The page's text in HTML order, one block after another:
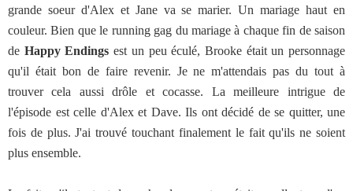
grande soeur d'Alex et Jane va se marier. Un mariage haut en
couleur. Bien que le running gag du mariage à chaque fin de saison
de Happy Endings est un peu éculé, Brooke était un personnage
qu'il était bon de faire revenir. Je ne m'attendais pas du tout à
trouver cela aussi drôle et cocasse. La meilleure intrigue de
l'épisode est celle d'Alex et Dave. Ils ont décidé de se quitter, une
fois de plus. J'ai trouvé touchant finalement le fait qu'ils ne soient
plus ensemble.